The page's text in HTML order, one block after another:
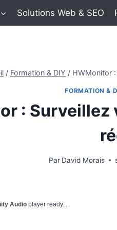
Solutions Web & SEO
/ Formation & DIY / HWMonitor
FORMATION &
: Surveillez
Par David Morais
Audio player ready...